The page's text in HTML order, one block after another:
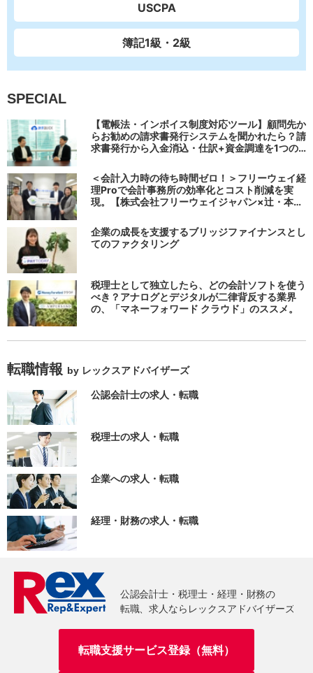
USCPA
簿記1級・2級
SPECIAL
【電帳法・インボイス制度対応ツール】顧問先か
らお勧めの請求書発行システムを聞かれたら？請
求書発行から入金消込・仕訳+資金調達を1つの
＜会計入力時の待ち時間ゼロ！＞フリーウェイ経
理Proで会計事務所の効率化とコスト削減を実
現。【株式会社フリーウェイジャパン×辻・本郷
企業の成長を支援するブリッジファイナンスとし
てのファクタリング
税理士として独立したら、どの会計ソフトを使う
べき？アナログとデジタルが二律背反する業界
の、「マネーフォワード クラウド」のススメ。
転職情報 by レックスアドバイザーズ
公認会計士の求人・転職
税理士の求人・転職
企業への求人・転職
経理・財務の求人・転職
転職支援サービス登録（無料）